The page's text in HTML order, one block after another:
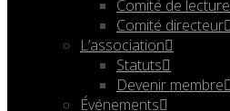
Comité de lecture
Comité directeur
L’association
Statuts
Devenir membre
Événements